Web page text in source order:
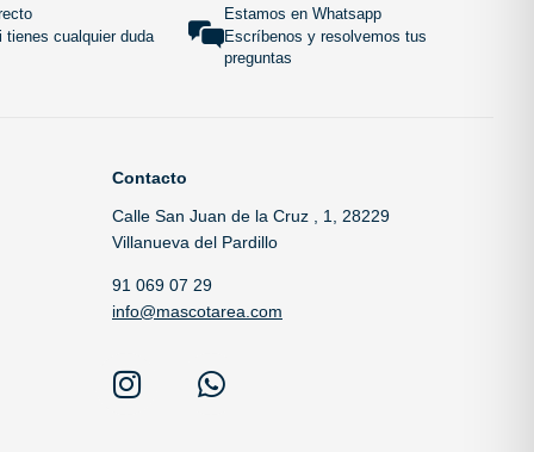
tienes cualquier duda
Estamos en Whatsapp
Escríbenos y resolvemos tus
preguntas
Contacto
Calle San Juan de la Cruz , 1, 28229
Villanueva del Pardillo
91 069 07 29
info@mascotarea.com